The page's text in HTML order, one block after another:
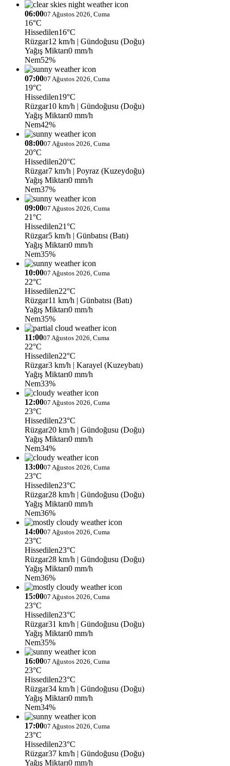
06:0007 Ağustos 2026, Cuma
16°C
Hissedilen16°C
Rüzgar12 km/h | Gündoğusu (Doğu)
Yağış Miktarı0 mm/h
Nem52%
07:0007 Ağustos 2026, Cuma
19°C
Hissedilen19°C
Rüzgar10 km/h | Gündoğusu (Doğu)
Yağış Miktarı0 mm/h
Nem42%
08:0007 Ağustos 2026, Cuma
20°C
Hissedilen20°C
Rüzgar7 km/h | Poyraz (Kuzeydoğu)
Yağış Miktarı0 mm/h
Nem37%
09:0007 Ağustos 2026, Cuma
21°C
Hissedilen21°C
Rüzgar5 km/h | Günbatısı (Batı)
Yağış Miktarı0 mm/h
Nem35%
10:0007 Ağustos 2026, Cuma
22°C
Hissedilen22°C
Rüzgar11 km/h | Günbatısı (Batı)
Yağış Miktarı0 mm/h
Nem35%
11:0007 Ağustos 2026, Cuma
22°C
Hissedilen22°C
Rüzgar3 km/h | Karayel (Kuzeybatı)
Yağış Miktarı0 mm/h
Nem33%
12:0007 Ağustos 2026, Cuma
23°C
Hissedilen23°C
Rüzgar20 km/h | Gündoğusu (Doğu)
Yağış Miktarı0 mm/h
Nem34%
13:0007 Ağustos 2026, Cuma
23°C
Hissedilen23°C
Rüzgar28 km/h | Gündoğusu (Doğu)
Yağış Miktarı0 mm/h
Nem36%
14:0007 Ağustos 2026, Cuma
23°C
Hissedilen23°C
Rüzgar28 km/h | Gündoğusu (Doğu)
Yağış Miktarı0 mm/h
Nem36%
15:0007 Ağustos 2026, Cuma
23°C
Hissedilen23°C
Rüzgar31 km/h | Gündoğusu (Doğu)
Yağış Miktarı0 mm/h
Nem35%
16:0007 Ağustos 2026, Cuma
23°C
Hissedilen23°C
Rüzgar34 km/h | Gündoğusu (Doğu)
Yağış Miktarı0 mm/h
Nem34%
17:0007 Ağustos 2026, Cuma
23°C
Hissedilen23°C
Rüzgar37 km/h | Gündoğusu (Doğu)
Yağış Miktarı0 mm/h